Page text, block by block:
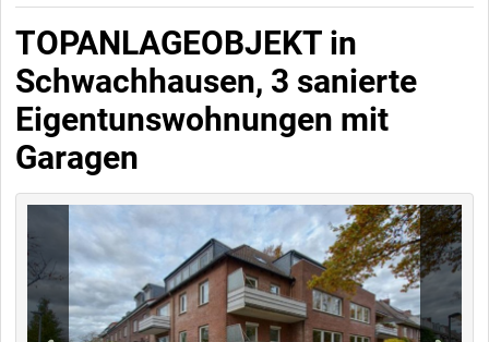
TOPANLAGEOBJEKT in
Schwachhausen, 3 sanierte
Eigentunswohnungen mit
Garagen